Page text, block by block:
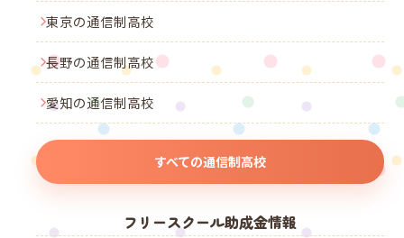
東京の通信制高校
長野の通信制高校
愛知の通信制高校
すべての通信制高校
フリースクール助成金情報